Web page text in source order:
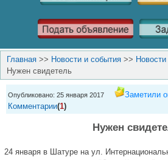
Главная >> Новости и события >> Новости
Нужен свидетель
Опубликовано: 25 января 2017
Заметили
Комментарии(1)
Нужен
24 января в Шатуре на ул.